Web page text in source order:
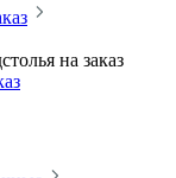
на заказ